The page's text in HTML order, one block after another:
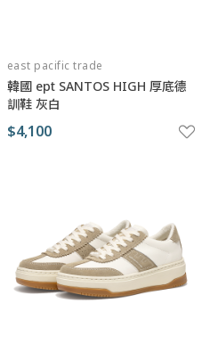
east pacific trade
韓國 ept SANTOS HIGH 厚底德
訓鞋 灰白
$4,100